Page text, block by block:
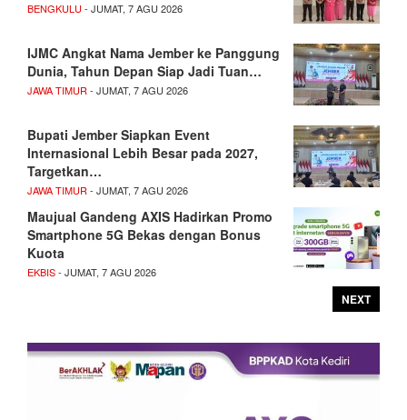
BENGKULU - JUMAT, 7 AGU 2026
IJMC Angkat Nama Jember ke Panggung
Dunia, Tahun Depan Siap Jadi Tuan…
JAWA TIMUR- JUMAT, 7 AGU 2026
Bupati Jember Siapkan Event
Internasional Lebih Besar pada 2027,
Targetkan…
JAWA TIMUR- JUMAT, 7 AGU 2026
Maujual Gandeng AXIS Hadirkan Promo
Smartphone 5G Bekas dengan Bonus
Kuota
EKBIS- JUMAT, 7 AGU 2026
NEXT